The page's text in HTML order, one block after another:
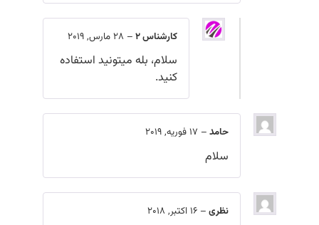
کارشناس 2 –28 مارس, 2019
سلام، بله میتونید استفاده
–17 فوریه, 2019
–16 اکتبر, 2018